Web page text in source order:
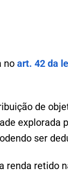
no art. 42 da
de
explorada
ser
renda retido